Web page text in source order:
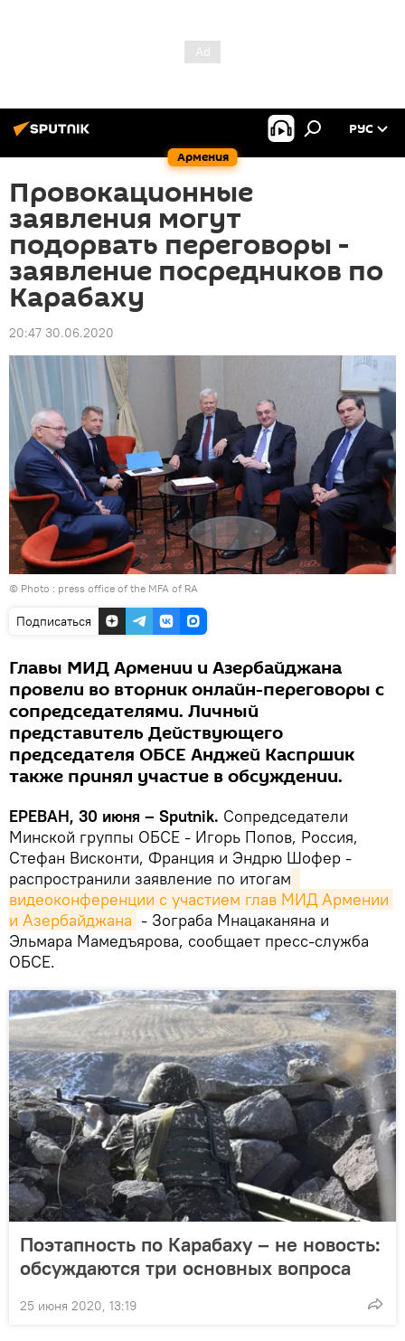
Армения
РУС
Провокационные
заявления могут
подорвать переговоры -
заявление посредников по
Карабаху
20:47 30.06.2020
© Photo : press office of the MFA of RA
Подписаться
Главы МИД Армении и Азербайджана
провели во вторник онлайн-переговоры с
сопредседателями. Личный
представитель Действующего
председателя ОБСЕ Анджей Каспршик
также принял участие в обсуждении.
ЕРЕВАН, 30 июня – Sputnik. Сопредседатели
Минской группы ОБСЕ - Игорь Попов, Россия,
Стефан Висконти, Франция и Эндрю Шофер -
распространили заявление по итогам
видеоконференции с участием глав МИД Армении
и Азербайджана - Зограба Мнацаканяна и
Эльмара Мамедъярова, сообщает пресс-служба
ОБСЕ.
Поэтапность по Карабаху – не новость:
обсуждаются три основных вопроса
25 июня 2020, 13:19